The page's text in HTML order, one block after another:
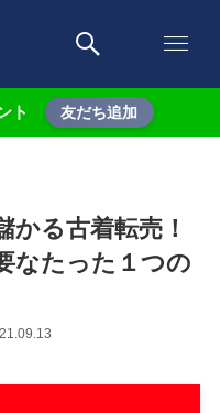
ト 友だち追加
かる古着転売！
なたった１つの